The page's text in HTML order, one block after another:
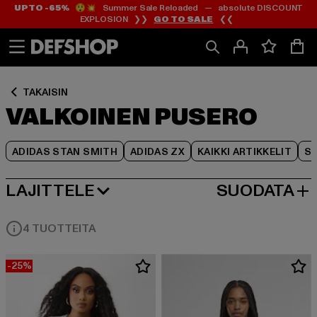
Siirry
Sisältö
Siirry
Footer
UP TO -65%😲💥 Summer Sale Reloaded — absolute DISCOUNT
EXPLOSION ❯❯ GO TO SALE ❮❮
TAKAISIN
VALKOINEN PUSERO
ADIDAS STAN SMITH ADIDAS ZX KAIKKI ARTIKKELIT
Siirry
Tuoteruudukko
LAJITTELE
SUOSITUIMMAT SUODATA
4 TUOTTEITA
-25%